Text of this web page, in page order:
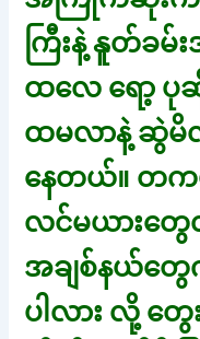
ကြီးနဲ့ နူတ်ခမ်
ထလေ ရော့ ပု
ထမလာနဲ့ ဆွဲမိ
နေတယ်။ တက
လင်မယားတွ
အချစ်နယ်တွေ
ပါလား လို့ တွ